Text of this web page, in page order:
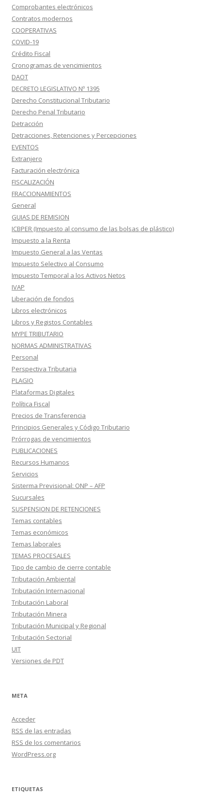
Comprobantes electrónicos
Contratos modernos
COOPERATIVAS
COVID-19
Crédito Fiscal
Cronogramas de vencimientos
DAOT
DECRETO LEGISLATIVO Nº 1395
Derecho Constitucional Tributario
Derecho Penal Tributario
Detracción
Detracciones, Retenciones y Percepciones
EVENTOS
Extranjero
Facturación electrónica
FISCALIZACIÓN
FRACCIONAMIENTOS
General
GUIAS DE REMISION
ICBPER (Impuesto al consumo de las bolsas de plástico)
Impuesto a la Renta
Impuesto General a las Ventas
Impuesto Selectivo al Consumo
Impuesto Temporal a los Activos Netos
IVAP
Liberación de fondos
Libros electrónicos
Libros y Registos Contables
MYPE TRIBUTARIO
NORMAS ADMINISTRATIVAS
Personal
Perspectiva Tributaria
PLAGIO
Plataformas Digitales
Política Fiscal
Precios de Transferencia
Principios Generales y Código Tributario
Prórrogas de vencimientos
PUBLICACIONES
Recursos Humanos
Servicios
Sisterma Previsional: ONP – AFP
Sucursales
SUSPENSION DE RETENCIONES
Temas contables
Temas económicos
Temas laborales
TEMAS PROCESALES
Tipo de cambio de cierre contable
Tributación Ambiental
Tributación Internacional
Tributación Laboral
Tributación Minera
Tributación Municipal y Regional
Tributación Sectorial
UIT
Versiones de PDT
META
Acceder
RSS de las entradas
RSS de los comentarios
WordPress.org
ETIQUETAS